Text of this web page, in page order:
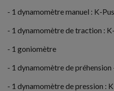
- 1 dynamomètre manuel : K-
- 1 dynamomètre de traction :
- 1 goniomètre
- 1 dynamomètre de
- 1 dynamomètre de pression :